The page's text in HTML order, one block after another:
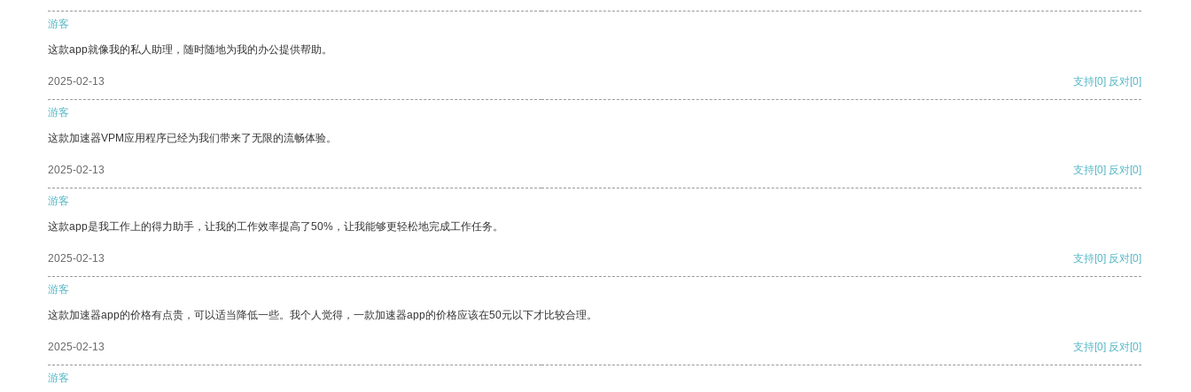
游客
这款app就像我的私人助理，随时随地为我的办公提供帮助。
2025-02-13 支持[0] 反对[0]
游客
这款加速器VPM应用程序已经为我们带来了无限的流畅体验。
2025-02-13 支持[0] 反对[0]
游客
这款app是我工作上的得力助手，让我的工作效率提高了50%，让我能够更轻松地完成工作任务。
2025-02-13 支持[0] 反对[0]
游客
这款加速器app的价格有点贵，可以适当降低一些。我个人觉得，一款加速器app的价格应该在50元以下才比较合理。
2025-02-13 支持[0] 反对[0]
游客